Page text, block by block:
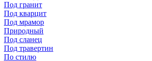
Под гранит
Под кварцит
Под мрамор
Природный
Под сланец
Под травертин
По стилю